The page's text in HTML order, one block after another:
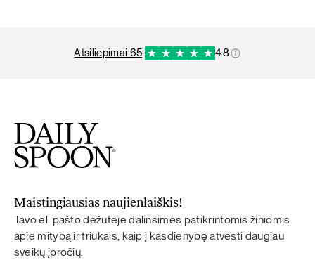
atsiliepimai 65· 4.8
Maistingiausias naujienlaiškis!
Tavo el. pašto dėžutėje dalinsimės patikrintomis žiniomis
apie mitybą ir triukais, kaip į kasdienybę atvesti daugiau
sveikų įpročių.